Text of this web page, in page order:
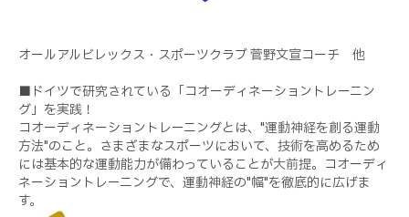
オールアルビレックス・スポーツクラブ 菅野文宣コーチ 他
■ドイツで研究されている「コオーディネーショントレーニン
グ」を実践！
コオーディネーショントレーニングとは、"運動神経を創る運動
方法"のこと。さまざまなスポーツにおいて、技術を高めるため
には基本的な運動能力が備わっていることが大前提。コオーディ
ネーショントレーニングで、運動神経の"幅"を徹底的に広げま
す。